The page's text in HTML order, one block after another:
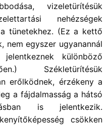
vizeletürítésük
nehézségek
tünetekhez. (Ez a kettő
nem egyszer ugyanannál
különböző
Székletürítésük
erőlködnek, érzékeny a
a fájdalmasság a hátsó
is jelentkezik.
csökken